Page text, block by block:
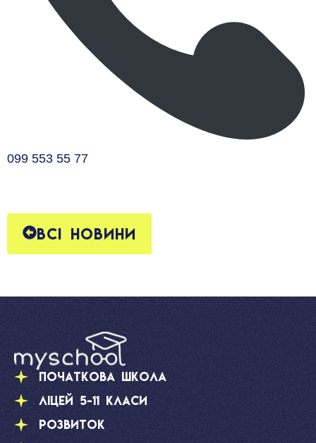
099 553 55 77
Всі новини
Початкова школа
Ліцей 5-11 класи
Розвиток